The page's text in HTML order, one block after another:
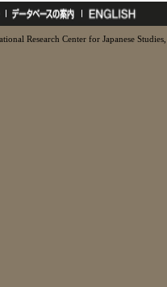
Research Center for Japanese